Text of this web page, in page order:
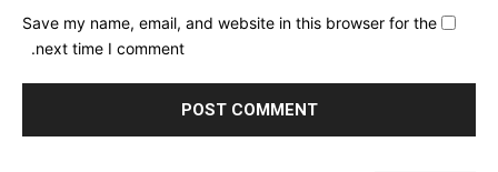
Save my name, email, and website in this browser for the
next time I comment.